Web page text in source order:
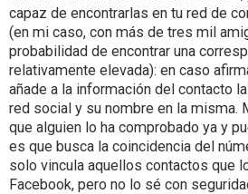
capaz de encontrarlas en tu red de
(en mi caso, con más de tres mil
probabilidad de encontrar una
relativamente elevada): en caso
añade a la información del contacto
red social y su nombre en la misma.
que alguien lo ha comprobado ya y
es que busca la coincidencia del
solo vincula aquellos contactos que
Facebook, pero no lo sé con